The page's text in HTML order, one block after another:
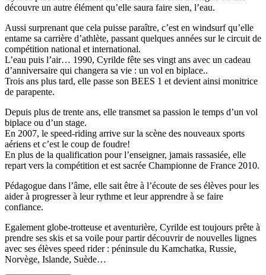
découvre un autre élément qu’elle saura faire sien, l’eau.
Aussi surprenant que cela puisse paraître, c’est en windsurf qu’elle
entame sa carrière d’athlète, passant quelques années sur le circuit de
compétition national et international.
L’eau puis l’air… 1990, Cyrilde fête ses vingt ans avec un cadeau
d’anniversaire qui changera sa vie : un vol en biplace..
Trois ans plus tard, elle passe son BEES 1 et devient ainsi monitrice
de parapente.
Depuis plus de trente ans, elle transmet sa passion le temps d’un vol
biplace ou d’un stage.
En 2007, le speed-riding arrive sur la scène des nouveaux sports
aériens et c’est le coup de foudre!
En plus de la qualification pour l’enseigner, jamais rassasiée, elle
repart vers la compétition et est sacrée Championne de France 2010.
Pédagogue dans l’âme, elle sait être à l’écoute de ses élèves pour les
aider à progresser à leur rythme et leur apprendre à se faire
confiance.
Egalement globe-trotteuse et aventurière, Cyrilde est toujours prête à
prendre ses skis et sa voile pour partir découvrir de nouvelles lignes
avec ses élèves speed rider : péninsule du Kamchatka, Russie,
Norvège, Islande, Suède…